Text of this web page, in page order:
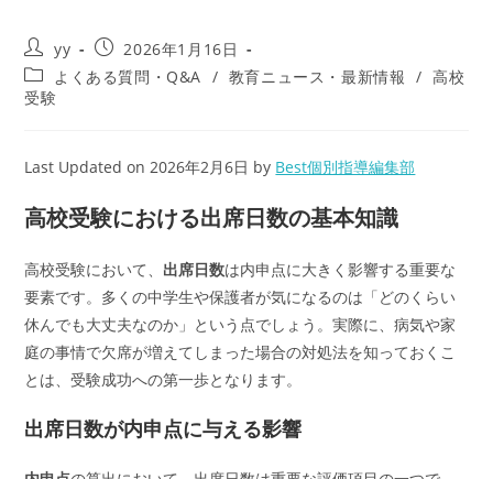
投
稿
者:
yy
投
稿
公
2026年1月16日
投
稿
ゴ
リ
よくある質問・Q&A / 教育ニュース・最新情報 / 高校
受験
Last Updated on 2026年2月6日 by Best個別指導編集部
高校受験における出席日数の基本知識
高校受験において、 出席日数は内申点に大きく影響する重要な
要素です。多くの中学生や保護者が気になるのは「どのくらい
休んでも大丈夫なのか」という点でしょう。実際に、病気や家
庭の事情で欠席が増えてしまった場合の対処法を知っておくこ
とは、受験成功への第一歩となります。
出席日数が内申点に与える影響